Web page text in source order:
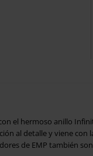
el hermoso anillo
al detalle y viene con
de EMP también